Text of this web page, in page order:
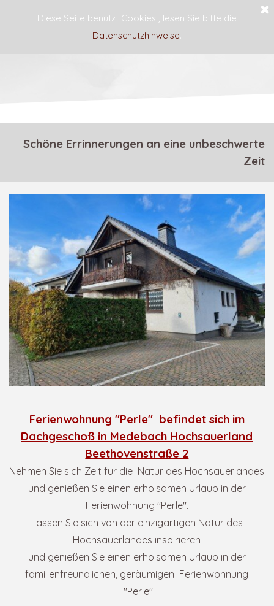
Diese Seite benutzt Cookies , lesen Sie bitte die
Datenschutzhinweise.
Schöne Errinnerungen an eine unbeschwerte
Zeit
Ferienwohnung "Perle" befindet sich im
Dachgeschoß in Medebach Hochsauerland
Beethovenstraße 2
Nehmen Sie sich Zeit für die Natur des Hochsauerlandes
und genießen Sie einen erholsamen Urlaub in der
Ferienwohnung "Perle".
Lassen Sie sich von der einzigartigen Natur des
Hochsauerlandes inspirieren
und genießen Sie einen erholsamen Urlaub in der
familienfreundlichen, geräumigen Ferienwohnung
"Perle"